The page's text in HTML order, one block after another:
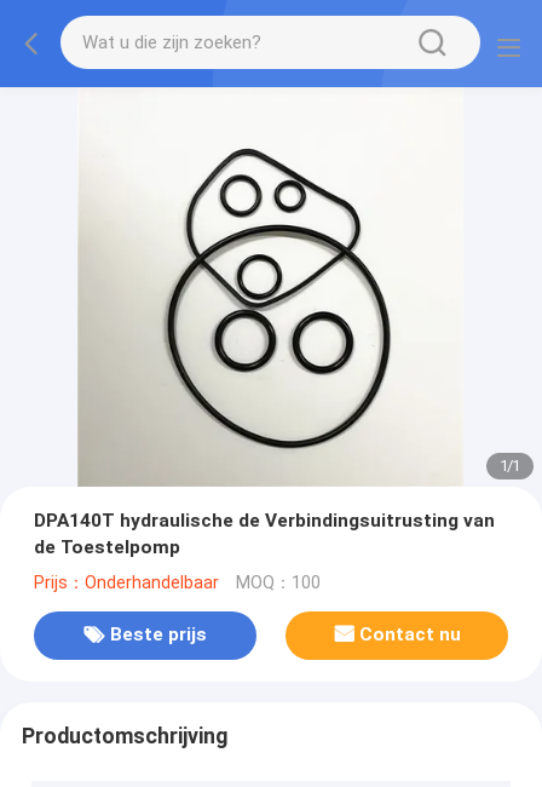
1/1
DPA140T hydraulische de Verbindingsuitrusting van
de Toestelpomp
Prijs：Onderhandelbaar MOQ：100
Beste prijs Contact nu
Productomschrijving